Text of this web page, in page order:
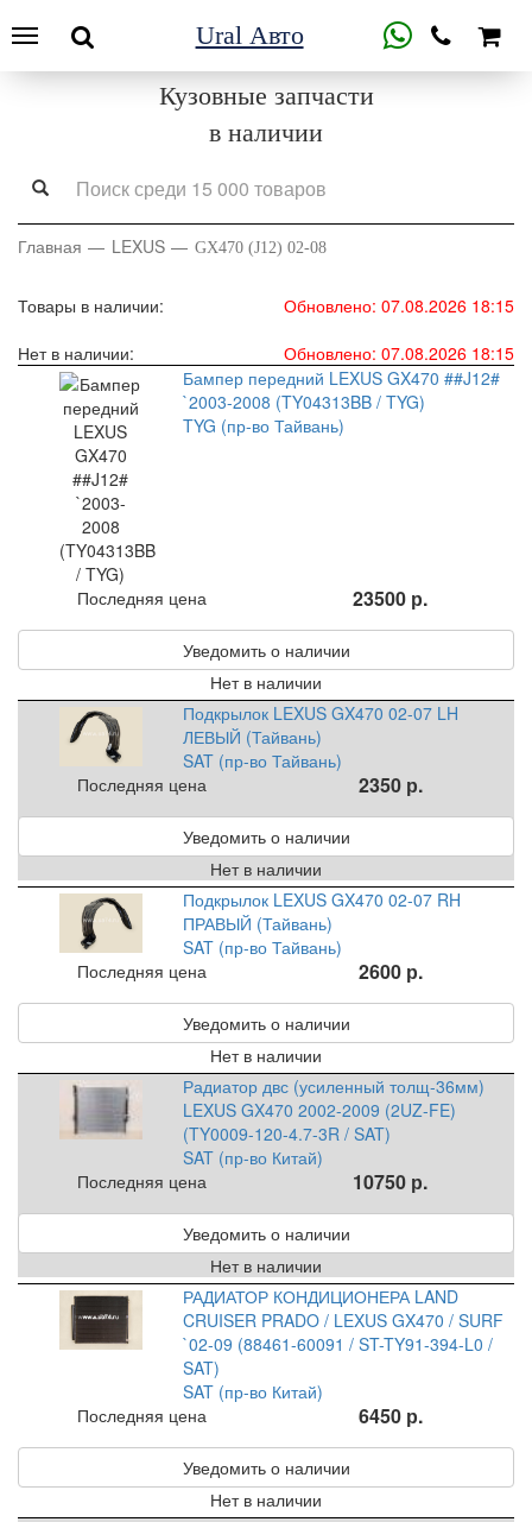
Ural Авто
Кузовные запчасти
в наличии
Главная LEXUS GX470 (J12) 02-08
Товары в наличии:
Обновлено: 07.08.2026 18:15
Нет в наличии:
Обновлено: 07.08.2026 18:15
Бампер передний LEXUS GX470 ##J12#
`2003-2008 (TY04313BB / TYG)
TYG (пр-во Тайвань)
Последняя цена 23500 р.
Уведомить о наличии
Нет в наличии
Подкрылок LEXUS GX470 02-07 LH
ЛЕВЫЙ (Тайвань)
SAT (пр-во Тайвань)
Последняя цена
2350 р.
Уведомить о наличии
Нет в наличии
Подкрылок LEXUS GX470 02-07 RH
ПРАВЫЙ (Тайвань)
SAT (пр-во Тайвань)
Последняя цена
2600 р.
Уведомить о наличии
Нет в наличии
Радиатор двс (усиленный толщ-36мм)
LEXUS GX470 2002-2009 (2UZ-FE)
(TY0009-120-4.7-3R / SAT)
SAT (пр-во Китай)
Последняя цена
10750 р.
Уведомить о наличии
Нет в наличии
РАДИАТОР КОНДИЦИОНЕРА LAND
CRUISER PRADO / LEXUS GX470 / SURF
`02-09 (88461-60091 / ST-TY91-394-L0 /
SAT)
SAT (пр-во Китай)
Последняя цена
6450 р.
Уведомить о наличии
Нет в наличии